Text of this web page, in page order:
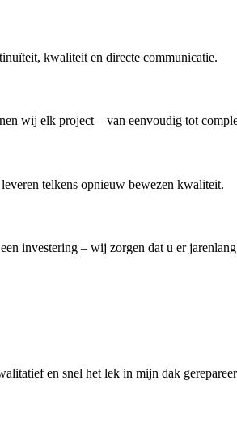
kwaliteit en directe communicatie.
wij elk project – van eenvoudig tot
telkens opnieuw bewezen kwaliteit.
investering – wij zorgen dat u er
en snel het lek in mijn dak